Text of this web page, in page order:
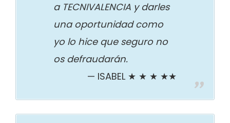
a TECNIVALENCIA y darles
una oportunidad como
yo lo hice que seguro no
os defraudarán.
ISABEL ★ ★ ★ ★★